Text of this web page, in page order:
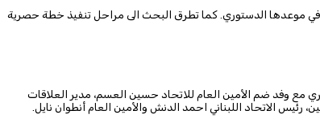
في موعدها الدستوري. كما تطرق البحث الى مراحل تنفيذ خطة حصرية
مع وفد ضم الأمين العام للاتحاد حسين العسم، مدير العلاقات
الاتحاد اللبناني احمد الدنش والأمين العام أنطوان نايل.